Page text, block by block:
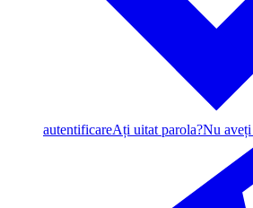
autentificareAți uitat parola?Nu